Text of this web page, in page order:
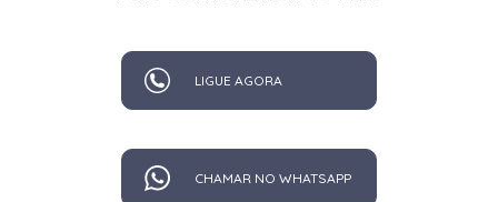
LIGUE AGORA
CHAMAR NO WHATSAPP